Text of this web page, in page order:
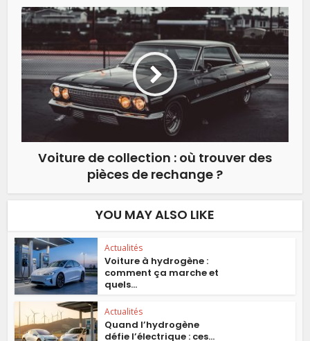
Voiture de collection : où trouver des
pièces de rechange ?
YOU MAY ALSO LIKE
Actualités
Voiture à hydrogène :
comment ça marche et
quels...
Actualités
Quand l’hydrogène
défie l’électrique : ces...